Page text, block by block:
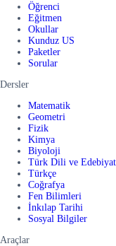
Öğrenci
Eğitmen
Okullar
Kunduz US
Paketler
Sorular
Dersler
Matematik
Geometri
Fizik
Kimya
Biyoloji
Türk Dili ve
Türkçe
Coğrafya
Fen Bilimleri
İnkılap Tarihi
Sosyal Bilgiler
Araçlar